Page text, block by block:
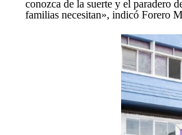
conozca de la suerte y el paradero
familias necesitan», indicó Forero